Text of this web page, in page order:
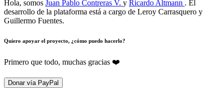
Hola, somos Juan Pablo Contreras V. y Ricardo Altmann . El
desarrollo de la plataforma está a cargo de Leroy Carrasquero y
Guillermo Fuentes.
Quiero apoyar el proyecto, ¿cómo puedo hacerlo?
Primero que todo, muchas gracias ❤️
Donar vía PayPal